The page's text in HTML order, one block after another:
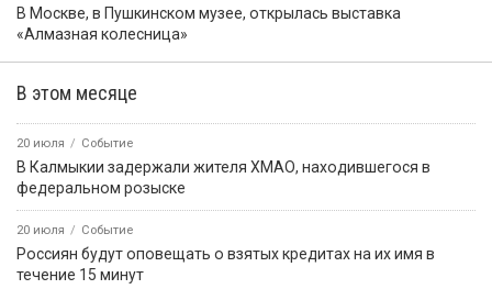
В Москве, в Пушкинском музее, открылась выставка
«Алмазная колесница»
В этом месяце
20 июля Событие
В Калмыкии задержали жителя ХМАО, находившегося в
федеральном розыске
20 июля Событие
Россиян будут оповещать о взятых кредитах на их имя в
течение 15 минут